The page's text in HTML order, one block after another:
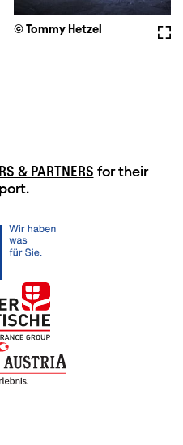
© Tommy Hetzel
& PARTNERS for their